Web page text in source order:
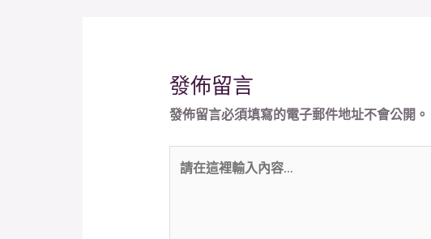
發佈留言
發佈留言必須填寫的電子郵件地址不會公開。
在